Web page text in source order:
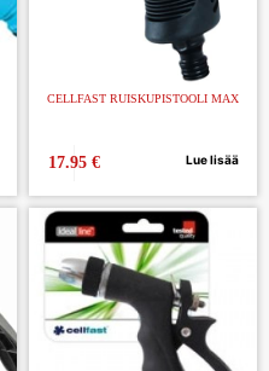
CELLFAST RUISKUPISTOOLI MAX
17.95 € Lue lisää